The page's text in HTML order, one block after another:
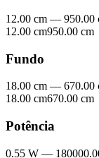
12.00 cm — 950.00
12.00 cm950.00 cm
Fundo
18.00 cm — 670.00
18.00 cm670.00 cm
Potência
0.55 W —